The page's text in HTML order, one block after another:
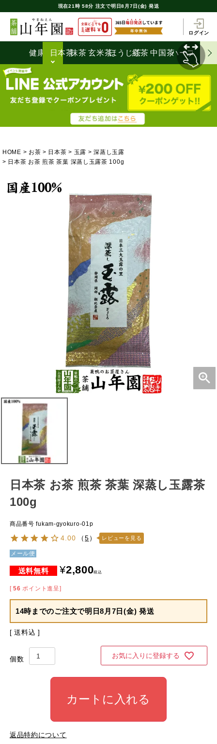
現在21時 58分 注文で明日8月7日(金) 発送
ログイン
健康茶日本茶抹茶 玄米茶ほうじ茶
紅茶 中国茶ハーブティ
HOME お茶 日本茶 玉露
深蒸し玉露
日本茶 お茶 煎茶 茶葉 深蒸し玉露茶 100g
日本茶 お茶 煎茶 茶葉 深蒸し玉露茶
100g
商品番号 fukam-gyokuro-01p
4.00 （5） レビューを見る
メール便
¥2,800税込
[ 56 ポイント進呈]
14時までのご注文で明日8月7日(金) 発送
送料込
お気に入りに登録する
カートに入れる
返品特約について